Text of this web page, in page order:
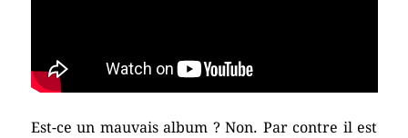
Est-ce un mauvais album ? Non. Par contre il est